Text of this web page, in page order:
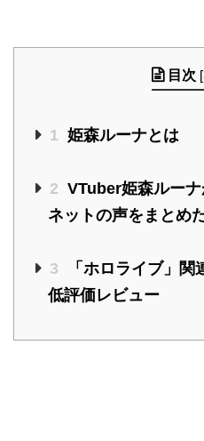
目次 [
1 姫森ルーナとは
2 VTuber姫森ルー
ネットの声をまとめ
3
「ホロライブ」
低評価レビュー